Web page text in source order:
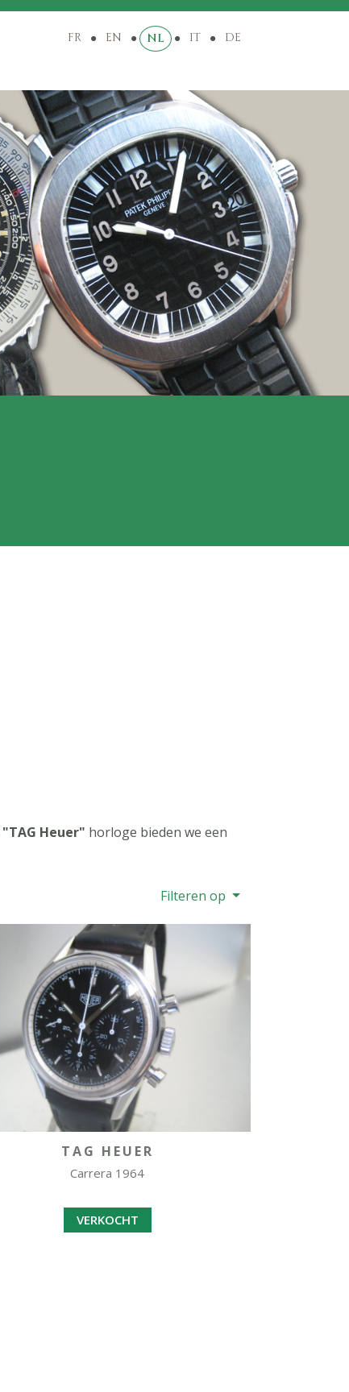
FR EN NL IT DE
"TAG Heuer" horloge bieden we een
Filteren op
TAG HEUER
Carrera 1964
VERKOCHT